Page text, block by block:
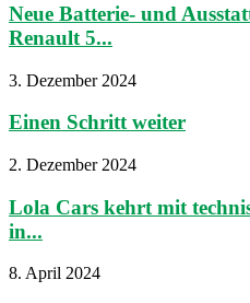
Neue Batterie- und
Renault 5...
3. Dezember 2024
Einen Schritt weiter
2. Dezember 2024
Lola Cars kehrt mit
in...
8. April 2024